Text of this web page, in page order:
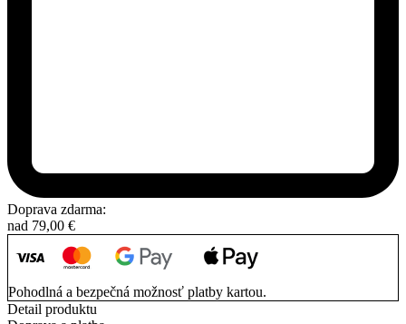
Doprava zdarma:
nad 79,00 €
Pohodlná a bezpečná možnosť platby kartou.
Detail produktu